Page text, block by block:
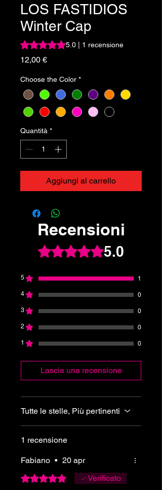
LOS FASTIDIOS
Winter Cap
Sulla base di 1 recensione, la
5.0 | 1 recensione
12,00 €Prezzo
Choose the Color *
Quantità *
Aggiungi al carrello
Recensioni
Valutazione 5 stelle su 5.
5.0
5 1
4 0
3 0
2 0
1 0
Lascia una recensione
Tutte le stelle, Più pertinenti
1 recensione
Fabiano • 20 apr
Valutazione 5 stelle su 5.
Verificato